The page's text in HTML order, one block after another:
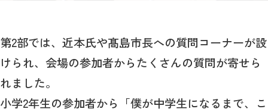
第2部では、近本氏や髙島市長への質問コーナーが設
けられ、会場の参加者からたくさんの質問が寄せら
れました。
小学2年生の参加者から「僕が中学生になるまで、こ